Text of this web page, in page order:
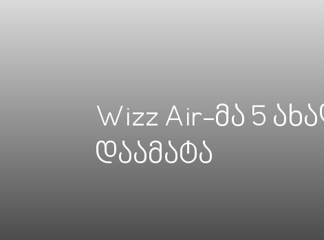
Wizz Air-მა 5
დაამატა